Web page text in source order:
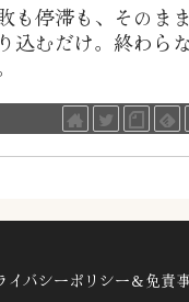
も停滞も、そのま
込むだけ。終わら
イバシーポリシー＆免責